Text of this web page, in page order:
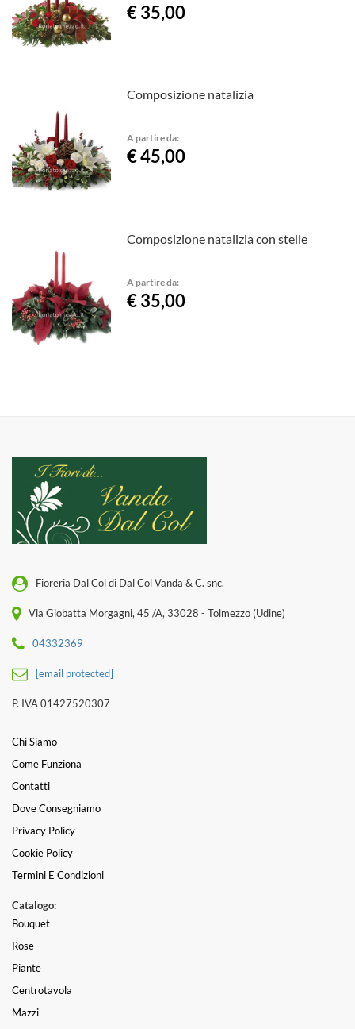
€ 35,00
Composizione natalizia
A partire da:
€ 45,00
Composizione natalizia con stelle
A partire da:
€ 35,00
Fioreria Dal Col di Dal Col Vanda & C. snc.
Via Giobatta Morgagni, 45 /A, 33028 - Tolmezzo (Udine)
04332369
[email protected]
P. IVA 01427520307
Chi Siamo
Come Funziona
Contatti
Dove Consegniamo
Privacy Policy
Cookie Policy
Termini E Condizioni
Catalogo:
Bouquet
Rose
Piante
Centrotavola
Mazzi